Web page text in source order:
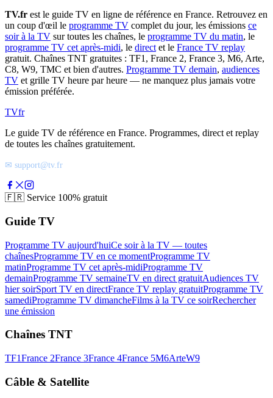
TV.fr est le guide TV en ligne de référence en France. Retrouvez en
un coup d'œil le programme TV complet du jour, les émissions ce
soir à la TV sur toutes les chaînes, le programme TV du matin, le
programme TV cet après-midi, le direct et le France TV replay
gratuit. Chaînes TNT gratuites : TF1, France 2, France 3, M6, Arte,
C8, W9, TMC et bien d'autres. Programme TV demain, audiences
TV et grille TV heure par heure — ne manquez plus jamais votre
émission préférée.
TVfr
Le guide TV de référence en France. Programmes, direct et replay
de toutes les chaînes gratuitement.
✉ support@tv.fr
🇫🇷 Service 100% gratuit
Guide TV
Programme TV aujourd'huiCe soir à la TV — toutes
chaînesProgramme TV en ce momentProgramme TV
matinProgramme TV cet après-midiProgramme TV
demainProgramme TV semaineTV en direct gratuitAudiences TV
hier soirSport TV en directFrance TV replay gratuitProgramme TV
samediProgramme TV dimancheFilms à la TV ce soirRechercher
une émission
Chaînes TNT
TF1France 2France 3France 4France 5M6ArteW9
Câble & Satellite